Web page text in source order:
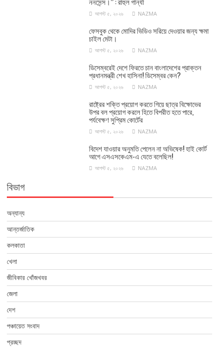
আগস্ট ৫, ২০২৬ NAZMA
ফেসবুক থেকে মোদির ভিডিও সরিয়ে দেওয়ার জন্য ক্ষমা
চাইল মেটা।
আগস্ট ৫, ২০২৬ NAZMA
ডিসেম্বরেই দেশে ফিরতে চান বাংলাদেশের প্রাক্তন
প্রধানমন্ত্রী শেখ হাসিনা! ডিসেম্বর কেন?
আগস্ট ৫, ২০২৬ NAZMA
রাষ্ট্রের শক্তি প্রয়োগ করতে গিয়ে ছাত্র বিক্ষোভের
উপর বল প্রয়োগ করলে হিতে বিপরীত হতে পারে,
পর্যবেক্ষণ সুপ্রিম কোর্টের
আগস্ট ৫, ২০২৬ NAZMA
বিদেশ যাওয়ার অনুমতি পেলেন না অভিষেক! হাই কোর্ট
আগে এসএসকেএম-এ যেতে বলেছিল!
আগস্ট ৫, ২০২৬ NAZMA
বিভাগ
অন্যান্য
আন্তর্জাতিক
কলকাতা
খেলা
জীবিকার খোঁজখবর
জেলা
দেশ
পঞ্চায়েত সংবাদ
প্রচ্ছদ